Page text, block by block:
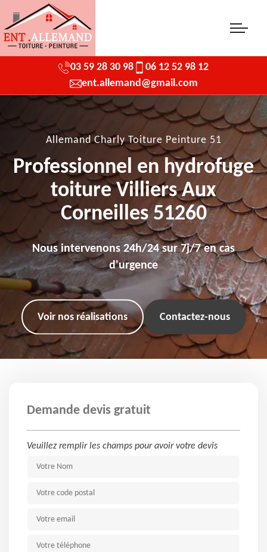
03 59 28 30 98
06 12 52 98 12
ent.allemand@gmail.com
Allemand Charly Toiture Peinture 51
Professionnel en hydrofuge
toiture Villiers Aux
Corneilles 51260
Nous intervenons 24h/24 sur 7j/7 en cas
d'urgence
Voir nos réalisations Contactez-nous
Demande devis gratuit
Veuillez remplir les champs pour avoir votre devis